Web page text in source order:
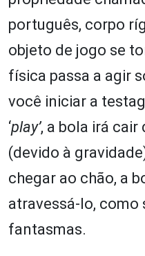
português, corpo
objeto de jogo se
física passa a agir
você iniciar a
‘play’, a bola irá
(devido à
chegar ao chão, a
atravessá-lo, como
fantasmas.